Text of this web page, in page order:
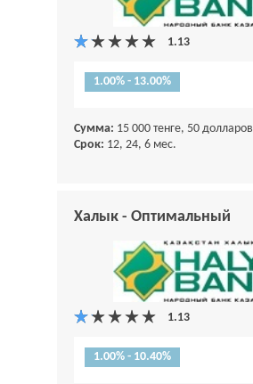
1.00% - 13.00%
Сумма: 15 000 тенге, 50 долларов
Срок: 12, 24, 6 мес.
Халык - Оптимальный
1.00% - 10.40%